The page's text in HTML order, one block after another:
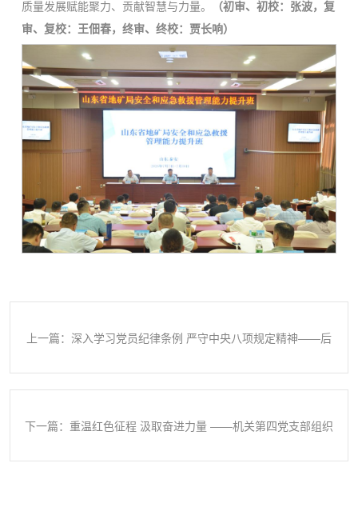
质量发展赋能聚力、贡献智慧与力量。
（初审、初校： 张波，复
审、复校：王佃春，终审、终校：贾长响）
上一篇：深入学习党员纪律条例 严守中央八项规定精神——后
下一篇：重温红色征程 汲取奋进力量 ——机关第四党支部组织